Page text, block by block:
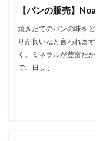
【パンの販売】
焼きたてのパンの味を
りが良いねと言われま
く、ミネラルが豊富だ
で、日 […]